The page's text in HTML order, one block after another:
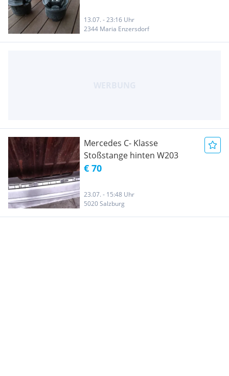
13.07. - 23:16 Uhr
2344 Maria Enzersdorf
Mercedes C- Klasse
Stoßstange hinten W203
€ 70
23.07. - 15:48 Uhr
5020 Salzburg